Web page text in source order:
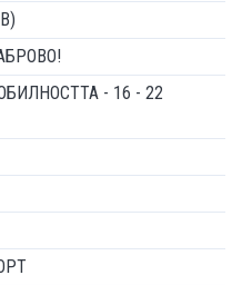
- 16 - 22